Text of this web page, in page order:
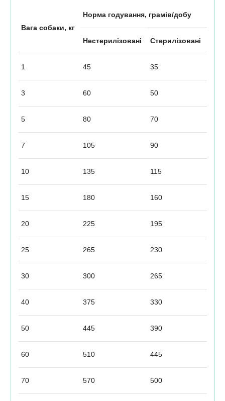
Вага собаки, кг
Норма годування, грамів/добу
Нестерилізовані Стерилізовані
1 45 35
3 60 50
5 80 70
7 105 90
10 135 115
15 180 160
20 225 195
25 265 230
30 300 265
40 375 330
50 445 390
60 510 445
70 570 500